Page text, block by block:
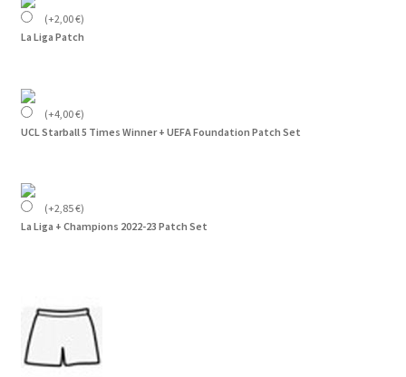
(+2,00€)
La Liga Patch
(+4,00€)
UCL Starball 5 Times Winner + UEFA Foundation Patch Set
(+2,85€)
La Liga + Champions 2022-23 Patch Set